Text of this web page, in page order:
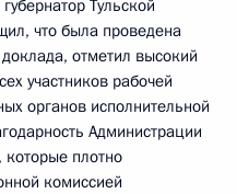
Тульской
что была проведена
отметил высокий
участников рабочей
органов исполнительной
Администрации
плотно
комиссией